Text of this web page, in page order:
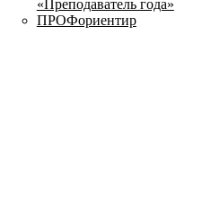
«Преподаватель года»
ПРОФориентир